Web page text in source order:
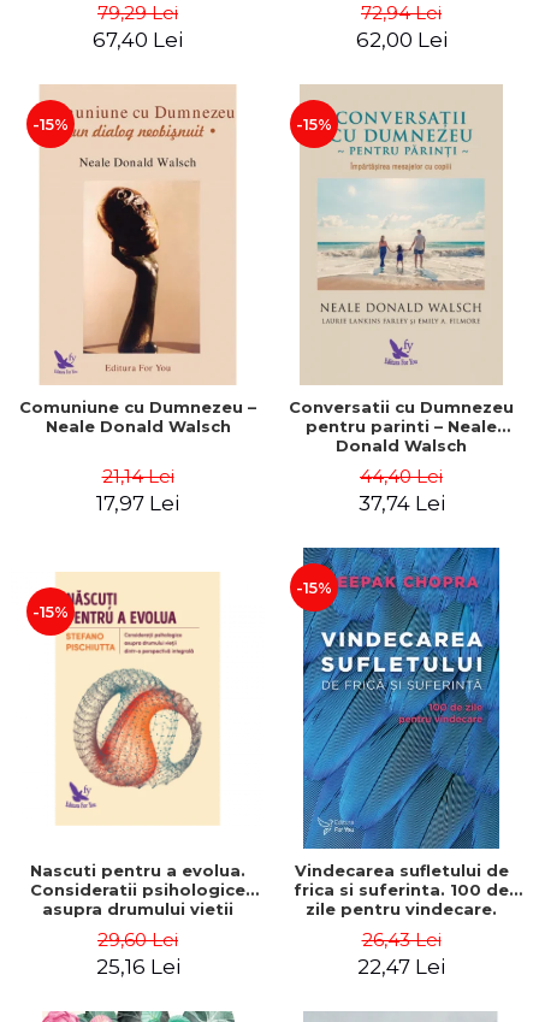
Thompson
79,29 Lei
67,40 Lei
72,94 Lei
62,00 Lei
-15%
Comuniune cu Dumnezeu –
Neale Donald Walsch
21,14 Lei
17,97 Lei
-15%
Conversatii cu Dumnezeu
pentru parinti – Neale
Donald Walsch
44,40 Lei
37,74 Lei
-15%
Nascuti pentru a evolua.
Consideratii psihologice
asupra drumului vietii
integrala – Stefano
Pischiutta
29,60 Lei
25,16 Lei
-15%
Vindecarea sufletului de
frica si suferinta. 100 de
zile pentru vindecare.
Chopra
26,43 Lei
22,47 Lei